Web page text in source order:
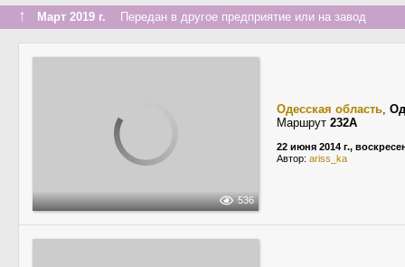
↑ Март 2019 г. Передан в другое предприятие или на завод
536
Одесская область,
Маршрут 232А
22 июня 2014 г.,
Автор: ariss_ka